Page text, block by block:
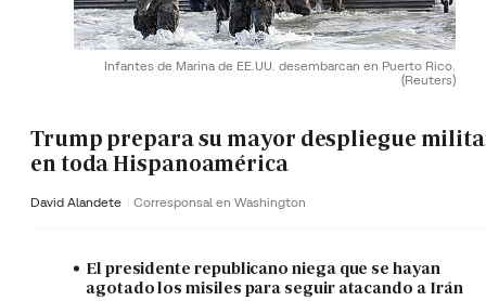
Infantes de Marina de EE.UU. desembarcan en Puerto Rico.
(Reuters)
Trump prepara su mayor despliegue
en toda Hispanoamérica
David Alandete Corresponsal en Washington
El presidente republicano niega que se hayan
agotado los misiles para seguir atacando a Irán